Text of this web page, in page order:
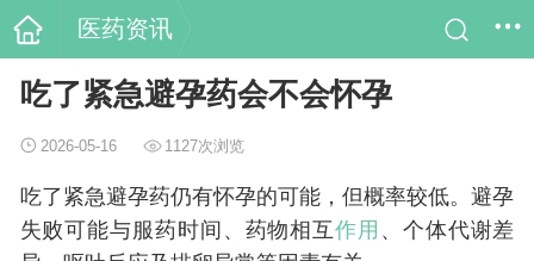
医药资讯
吃了紧急避孕药会不会怀孕
2026-05-16 1127次浏览
吃了紧急避孕药仍有怀孕的可能，但概率较低。避孕
失败可能与服药时间、药物相互作用 、个体代谢差